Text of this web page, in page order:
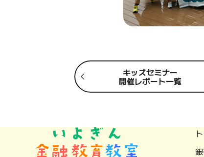
キッズセミナー
開催レポート一覧